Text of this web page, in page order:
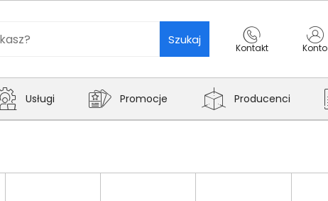
Szukaj
Kontakt Konto
Usługi Promocje Producenci